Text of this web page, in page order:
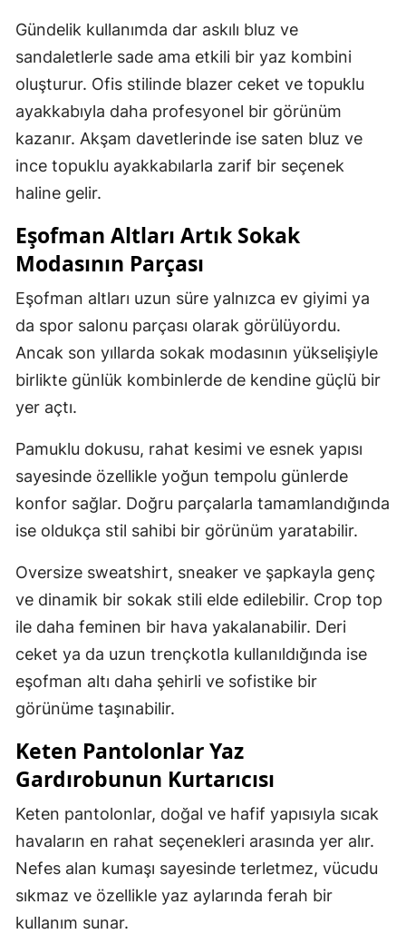
Gündelik kullanımda dar askılı bluz ve
sandaletlerle sade ama etkili bir yaz kombini
oluşturur. Ofis stilinde blazer ceket ve topuklu
ayakkabıyla daha profesyonel bir görünüm
kazanır. Akşam davetlerinde ise saten bluz ve
ince topuklu ayakkabılarla zarif bir seçenek
haline gelir.
Eşofman Altları Artık Sokak
Modasının Parçası
Eşofman altları uzun süre yalnızca ev giyimi ya
da spor salonu parçası olarak görülüyordu.
Ancak son yıllarda sokak modasının yükselişiyle
birlikte günlük kombinlerde de kendine güçlü bir
yer açtı.
Pamuklu dokusu, rahat kesimi ve esnek yapısı
sayesinde özellikle yoğun tempolu günlerde
konfor sağlar. Doğru parçalarla tamamlandığında
ise oldukça stil sahibi bir görünüm yaratabilir.
Oversize sweatshirt, sneaker ve şapkayla genç
ve dinamik bir sokak stili elde edilebilir. Crop top
ile daha feminen bir hava yakalanabilir. Deri
ceket ya da uzun trençkotla kullanıldığında ise
eşofman altı daha şehirli ve sofistike bir
görünüme taşınabilir.
Keten Pantolonlar Yaz
Gardırobunun Kurtarıcısı
Keten pantolonlar, doğal ve hafif yapısıyla sıcak
havaların en rahat seçenekleri arasında yer alır.
Nefes alan kumaşı sayesinde terletmez, vücudu
sıkmaz ve özellikle yaz aylarında ferah bir
kullanım sunar.